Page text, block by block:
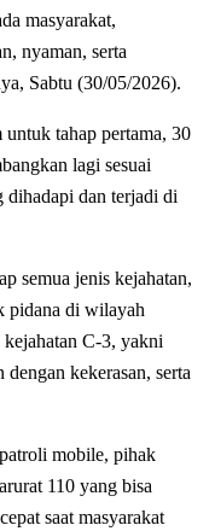
masyarakat,
nyaman, serta
Sabtu (30/05/2026).
tahap pertama, 30
lagi sesuai
dihadapi dan terjadi di
semua jenis kejahatan,
pidana di wilayah
C-3, yakni
kekerasan, serta
mobile, pihak
110 yang bisa
saat masyarakat